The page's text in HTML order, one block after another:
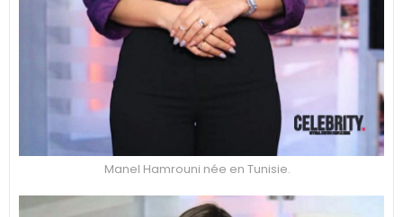
Manel Hamrouni née en Tunisie.